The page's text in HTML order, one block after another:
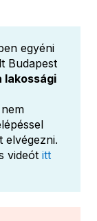
egyéni
Budapest
lakossági
elvégezni.
videót itt